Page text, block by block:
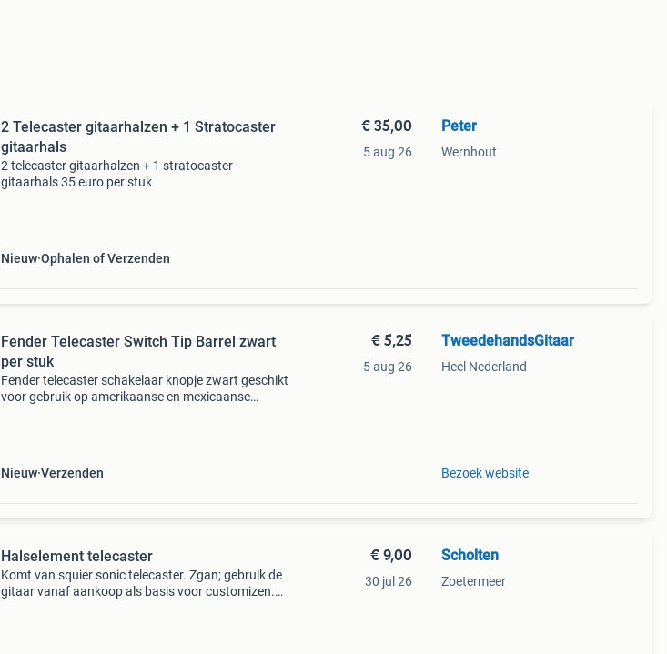
2 Telecaster gitaarhalzen + 1 Stratocaster
gitaarhals
2 telecaster gitaarhalzen + 1 stratocaster
gitaarhals 35 euro per stuk
Nieuw Ophalen of Verzenden
€ 35,00
5 aug 26
Peter
Wernhout
Fender Telecaster Switch Tip Barrel zwart
per stuk
Fender telecaster schakelaar knopje zwart geschikt
voor gebruik op amerikaanse en mexicaanse
Nieuw Verzenden
€ 5,25
5 aug 26
TweedehandsGitaar
Heel Nederland
Bezoek website
Halselement telecaster
Komt van squier sonic telecaster. Zgan; gebruik de
gitaar vanaf aankoop als basis voor customizen.
€ 9,00
30 jul 26
Scholten
Zoetermeer